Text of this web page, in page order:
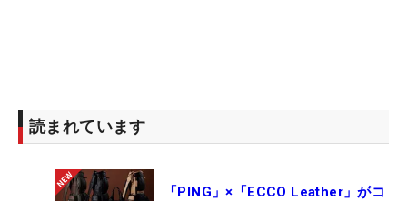
読まれています
「PING」×「ECCO Leather」がコ